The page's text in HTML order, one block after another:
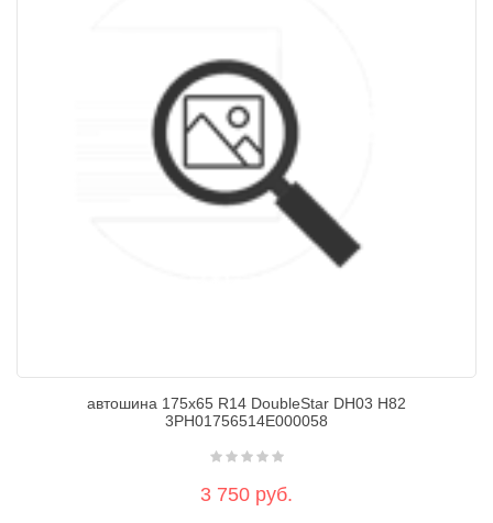
автошина 175х65 R14 DoubleStar DH03 Н82
3PH01756514E000058
3 750 руб.